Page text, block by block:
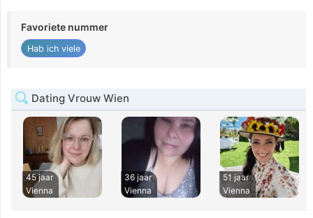
Favoriete nummer
Hab ich viele
Dating Vrouw Wien
45 jaar
Vienna
36 jaar
Vienna
51 jaar
Vienna